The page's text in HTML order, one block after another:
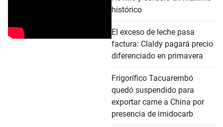
histórico
El exceso de leche pasa
factura: Claldy pagará precio
diferenciado en primavera
Frigorífico Tacuarembó
quedó suspendido para
exportar carne a China por
presencia de imidocarb